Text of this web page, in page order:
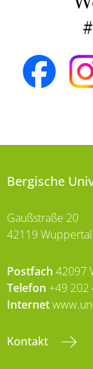
Bergische
Gaußstraße 20
42119 Wuppertal
Postfach 42097
Telefon +49 202
Internet
Kontakt